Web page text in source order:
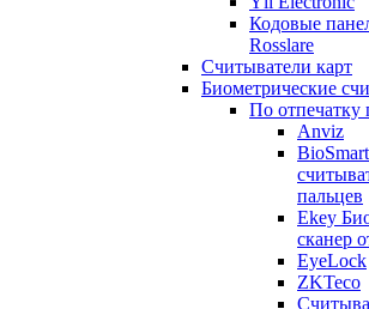
Кодовые
Rosslare
Считыватели карт
Биометрические
По отпечатку
Anviz
пальцев
Ekey
сканер
EyeLock
ZKTeco